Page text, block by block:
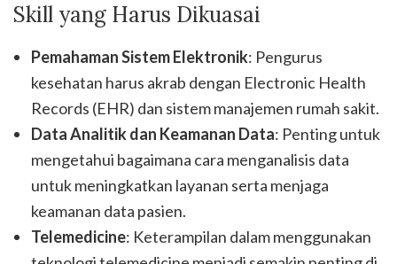
Skill yang Harus Dikuasai
Pemahaman Sistem Elektronik: Pengurus
kesehatan harus akrab dengan Electronic Health
Records (EHR) dan sistem manajemen rumah sakit.
Data Analitik dan Keamanan Data: Penting untuk
mengetahui bagaimana cara menganalisis data
untuk meningkatkan layanan serta menjaga
keamanan data pasien.
Telemedicine: Keterampilan dalam menggunakan